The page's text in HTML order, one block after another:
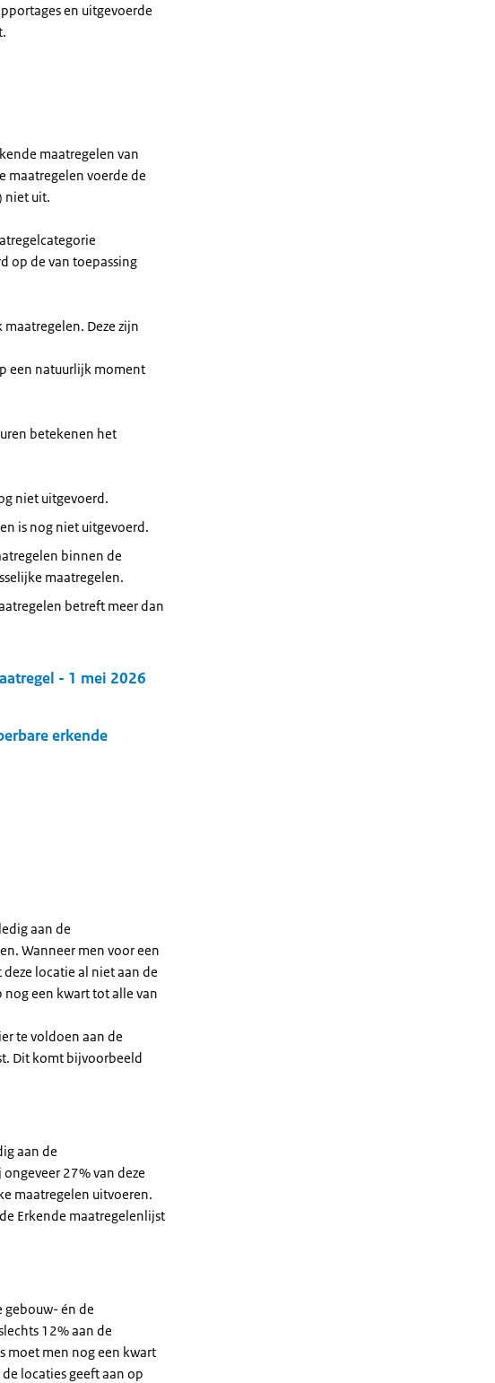
en uitgevoerde
maatregelen van
maatregelen voerde de
niet uit.
op de van toepassing
Deze zijn
een natuurlijk moment
betekenen het
niet uitgevoerd.
is nog niet uitgevoerd.
binnen de
maatregelen.
betreft meer dan
- 1 mei 2026
erkende
aan de
Wanneer men voor een
locatie al niet aan de
een kwart tot alle van
te voldoen aan de
Dit komt bijvoorbeeld
aan de
27% van deze
maatregelen uitvoeren.
Erkende maatregelenlijst
gebouw- én de
12% aan de
moet men nog een kwart
locaties geeft aan op